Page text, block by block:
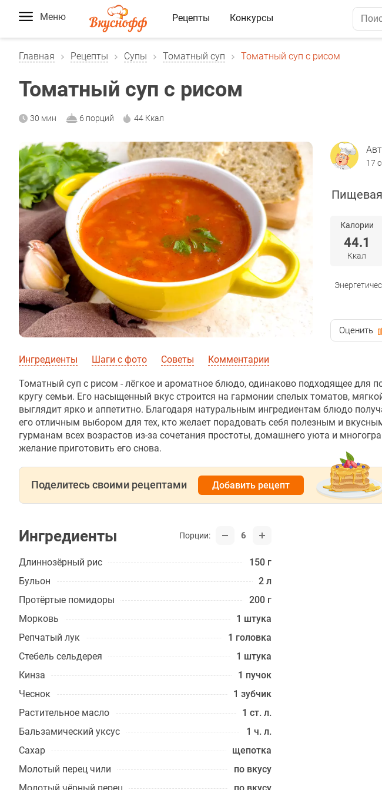
Меню Рецепты Конкурсы
Главная Рецепты Супы Томатный суп Томатный суп с рисом
Томатный суп с рисом
30 мин 6 порций 44 Ккал
17
Пищевая
Калории
44.1
Ккал
Оценить
Ингредиенты Шаги с фото Советы Комментарии
Томатный суп с рисом - лёгкое и ароматное блюдо, одинаково подходящее для
кругу семьи. Его насыщенный вкус строится на гармонии спелых томатов,
выглядит ярко и аппетитно. Благодаря натуральным ингредиентам блюдо
его отличным выбором для тех, кто желает порадовать себя полезным и
гурманам всех возрастов из-за сочетания простоты, домашнего уюта и
желание приготовить его снова.
Поделитесь своими рецептами Добавить рецепт
Ингредиенты Порции: 6
Длиннозёрный рис
150 г
Бульон
2 л
Протёртые помидоры
200 г
Морковь
1 штука
Репчатый лук
1 головка
Стебель сельдерея
1 штука
Кинза
1 пучок
Чеснок
1 зубчик
Растительное масло
1 ст. л.
Бальзами­ческий уксус
1 ч. л.
Сахар
щепотка
Молотый перец чили
по вкусу